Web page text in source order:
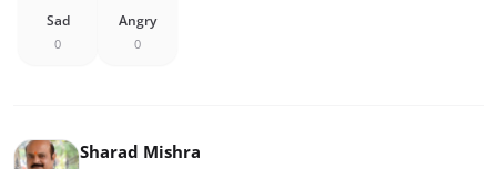
Sad
0
Angry
0
Sharad Mishra